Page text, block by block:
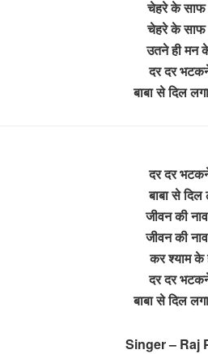
चेहरे के साफ
चेहरे के साफ
उतने ही मन
दर दर
बाबा से दिल
दर दर
बाबा से
जीवन की
जीवन की
कर श्याम के
दर दर
बाबा से दिल
Singer – Raj